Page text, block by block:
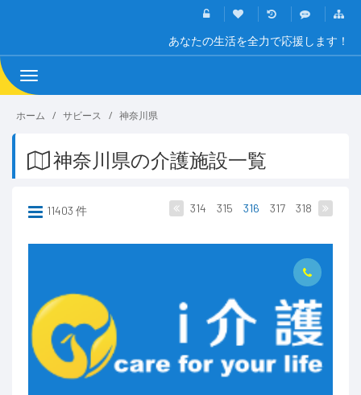
あなたの生活を全力で応援します！
Toggle
navigation
ホーム サビース 神奈川県
神奈川県の介護施設一覧
11403 件 314 315 316 317 318